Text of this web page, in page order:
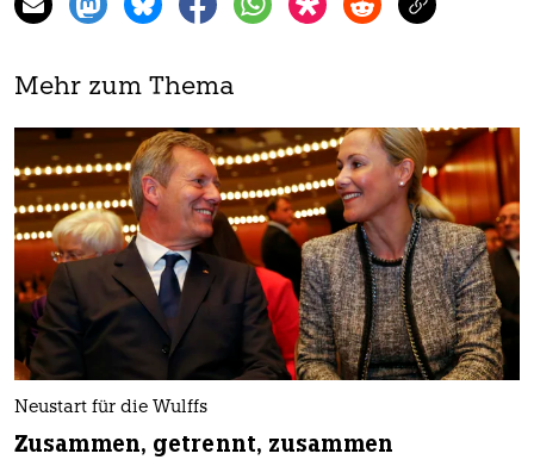
Mehr zum Thema
Neustart für die Wulffs
Zusammen, getrennt, zusammen